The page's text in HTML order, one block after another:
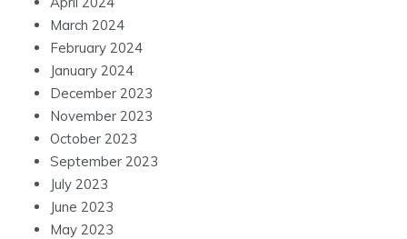
March 2024
February 2024
January 2024
December 2023
November 2023
October 2023
September 2023
July 2023
June 2023
May 2023